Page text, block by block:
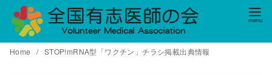
テ
Home STOP!mRNA型「ワクチン」チラシ掲載出典情報